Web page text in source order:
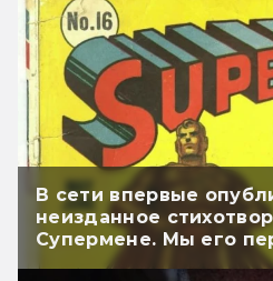
В сети впервые
неизданное
Супермене. Мы его